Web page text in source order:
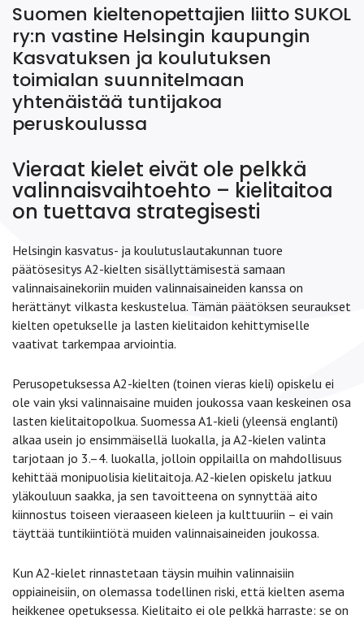
Suomen kieltenopettajien liitto SUKOL
ry:n vastine Helsingin kaupungin
Kasvatuksen ja koulutuksen
toimialan suunnitelmaan
yhtenäistää tuntijakoa
peruskoulussa
Vieraat kielet eivät ole pelkkä
valinnaisvaihtoehto – kielitaitoa
on tuettava strategisesti
Helsingin kasvatus- ja koulutuslautakunnan tuore
päätösesitys A2-kielten sisällyttämisestä samaan
valinnaisainekoriin muiden valinnaisaineiden kanssa on
herättänyt vilkasta keskustelua. Tämän päätöksen seuraukset
kielten opetukselle ja lasten kielitaidon kehittymiselle
vaativat tarkempaa arviointia.
Perusopetuksessa A2-kielten (toinen vieras kieli) opiskelu ei
ole vain yksi valinnaisaine muiden joukossa vaan keskeinen osa
lasten kielitaitopolkua. Suomessa A1-kieli (yleensä englanti)
alkaa usein jo ensimmäisellä luokalla, ja A2-kielen valinta
tarjotaan jo 3.–4. luokalla, jolloin oppilailla on mahdollisuus
kehittää monipuolisia kielitaitoja. A2-kielen opiskelu jatkuu
yläkouluun saakka, ja sen tavoitteena on synnyttää aito
kiinnostus toiseen vieraaseen kieleen ja kulttuuriin – ei vain
täyttää tuntikiintiötä muiden valinnaisaineiden joukossa.
Kun A2-kielet rinnastetaan täysin muihin valinnaisiin
oppiaineisiin, on olemassa todellinen riski, että kielten asema
heikkenee opetuksessa. Kielitaito ei ole pelkkä harraste: se on